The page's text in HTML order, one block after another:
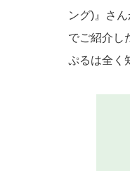
ング)』さん
でご紹介し
ぷるは全く